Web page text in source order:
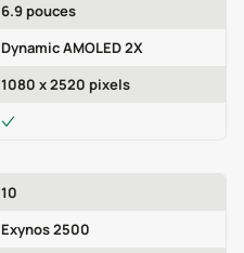
6.9 pouces
Dynamic AMOLED 2X
1080 x 2520 pixels
10
Exynos 2500